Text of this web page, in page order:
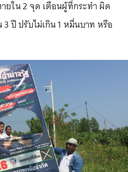
ยใน 2 จุด เตือนผู้ที่กระทำ ผิด
ปี ปรับไม่เกิน 1 หมื่นบาท หรือ